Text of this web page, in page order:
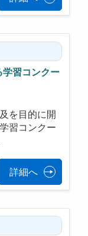
習コンクー
を目的に開
習コンクー
詳細へ